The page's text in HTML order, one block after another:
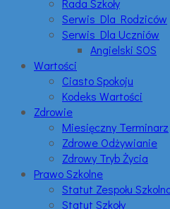
Rada Szkoły
Serwis Dla Rodziców
Serwis Dla Uczniów
Angielski SOS
Wartości
Ciasto Spokoju
Kodeks Wartości
Zdrowie
Miesięczny Terminarz
Zdrowe Odżywianie
Zdrowy Tryb Życia
Prawo Szkolne
Statut Zespołu
Statut Szkoły